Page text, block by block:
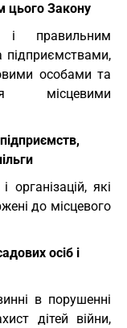
цього Закону
правильним
підприємствами,
особами та
місцевими
організацій, які
до місцевого
осіб і
в порушенні
дітей війни,